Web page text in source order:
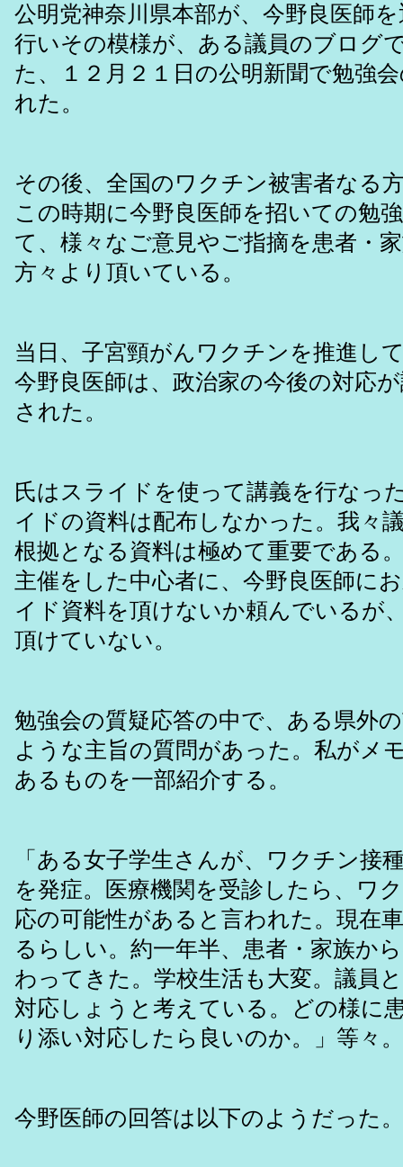
公明党神奈川県本部が、今野良医師
行いその模様が、ある議員のブログ
た、１２月２１日の公明新聞で勉強
れた。
その後、全国のワクチン被害者なる
この時期に今野良医師を招いての勉
て、様々なご意見やご指摘を患者・
方々より頂いている。
当日、子宮頸がんワクチンを推進し
今野良医師は、政治家の今後の対応
された。
氏はスライドを使って講義を行なっ
イドの資料は配布しなかった。我々
根拠となる資料は極めて重要である
主催をした中心者に、今野良医師に
イド資料を頂けないか頼んでいるが
頂けていない。
勉強会の質疑応答の中で、ある県外
ような主旨の質問があった。私がメ
あるものを一部紹介する。
「ある女子学生さんが、ワクチン接
を発症。医療機関を受診したら、ワ
応の可能性があると言われた。現在
るらしい。約一年半、患者・家族か
わってきた。学校生活も大変。議員
対応しょうと考えている。どの様に
り添い対応したら良いのか。」等々。
今野医師の回答は以下のようだった。